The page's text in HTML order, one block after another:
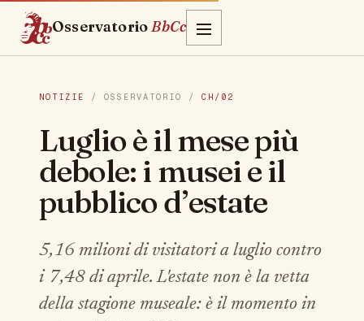
OsservatorioBbCc
NOTIZIE / OSSERVATORIO / CH/02
Luglio è il mese più
debole: i musei e il
pubblico d’estate
5,16 milioni di visitatori a luglio contro
i 7,48 di aprile. L'estate non è la vetta
della stagione museale: è il momento in